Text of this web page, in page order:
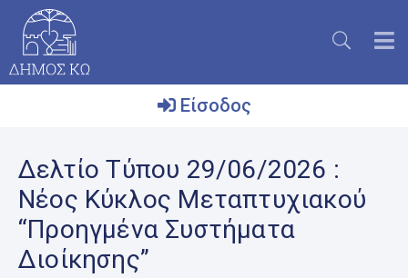
Δήμος
Το
Νησί
Ενημέρωση
Είσοδος
Δελτίο Τύπου 29/06/2026 :
Νέος Κύκλος Μεταπτυχιακού
“Προηγμένα Συστήματα
Διοίκησης”